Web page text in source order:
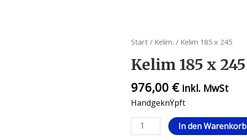
Start / Kelim. / Kelim 185 x 245
Kelim 185 x 245
976,00 € inkl. MwSt
HandgeknŸpft
In den Warenkorb